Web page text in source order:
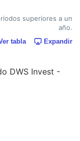
superiores a un
año.
tabla Expandir
DWS Invest -